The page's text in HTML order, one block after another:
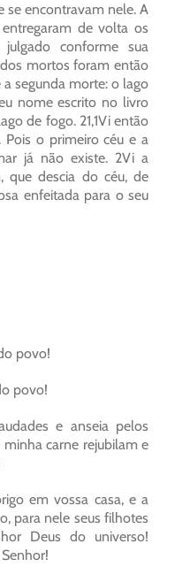
se encontravam nele. A
de volta os
conforme sua
mortos foram então
segunda morte: o lago
nome escrito no livro
de fogo. 21,1Vi então
o primeiro céu e a
já não existe. 2Vi a
que descia do céu, de
enfeitada para o seu
povo!
povo!
e anseia pelos
carne rejubilam e
em vossa casa, e a
para nele seus filhotes
Deus do universo!